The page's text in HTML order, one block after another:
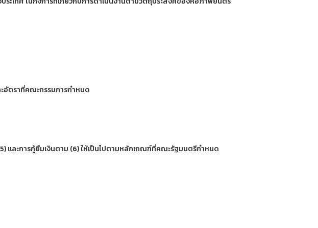
อัตราที่คณะกรรมการกำหนด
และการกู้ยืมเงินตาม (6) ให้เป็นไปตามหลักเกณฑ์ที่คณะรัฐมนตรีกำหนด